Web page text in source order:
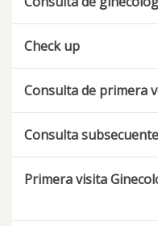
Check up
Consulta de primera
Consulta subsecuente
Primera visita